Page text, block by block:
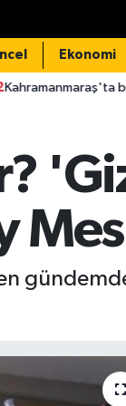
Ekonomi
bazı yollar trafiğe